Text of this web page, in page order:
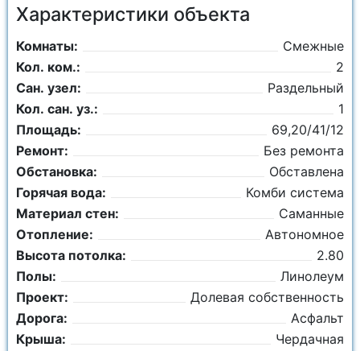
Характеристики объекта
Комнаты:
Смежные
Кол. ком.:
2
Сан. узел:
Раздельный
Кол. сан. уз.:
1
Площадь:
69,20/41/12
Ремонт:
Без ремонта
Обстановка:
Обставлена
Горячая вода:
Комби система
Материал стен:
Саманные
Отопление:
Автономное
Высота потолка:
2.80
Полы:
Линолеум
Проект:
Долевая собственность
Дорога:
Асфальт
Крыша:
Чердачная